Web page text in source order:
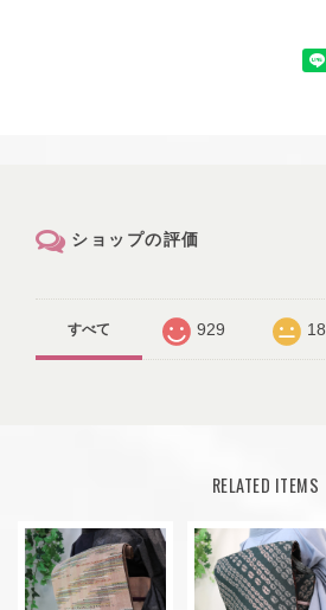
ショップの評価
すべて 929 18
RELATED ITEMS